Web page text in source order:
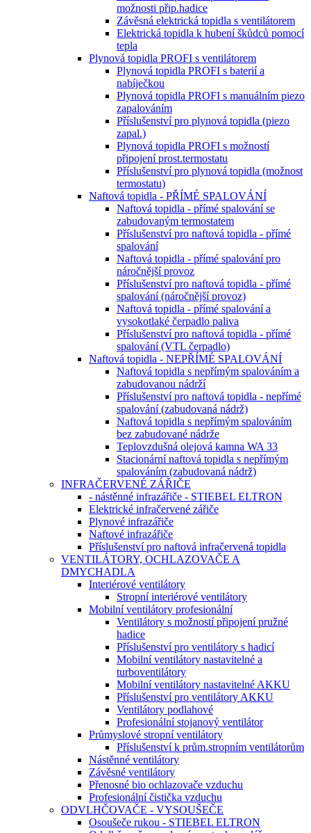
možnosti přip.hadice
Závěsná elektrická topidla s ventilátorem
Elektrická topidla k hubení škůdců pomocí
tepla
Plynová topidla PROFI s ventilátorem
Plynová topidla PROFI s baterií a
nabíječkou
Plynová topidla PROFI s manuálním piezo
zapalováním
Příslušenství pro plynová topidla (piezo
zapal.)
Plynová topidla PROFI s možností
připojení prost.termostatu
Příslušenství pro plynová topidla (možnost
termostatu)
Naftová topidla - PŘÍMÉ SPALOVÁNÍ
Naftová topidla - přímé spalování se
zabudovaným termostatem
Příslušenství pro naftová topidla - přímé
spalování
Naftová topidla - přímé spalování pro
náročnější provoz
Příslušenství pro naftová topidla - přímé
spalování (náročnější provoz)
Naftová topidla - přímé spalování a
vysokotlaké čerpadlo paliva
Příslušenství pro naftová topidla - přímé
spalování (VTL čerpadlo)
Naftová topidla - NEPŘÍMÉ SPALOVÁNÍ
Naftová topidla s nepřímým spalováním a
zabudovanou nádrží
Příslušenství pro naftová topidla - nepřímé
spalování (zabudovaná nádrž)
Naftová topidla s nepřímým spalováním
bez zabudované nádrže
Teplovzdušná olejová kamna WA 33
Stacionární naftová topidla s nepřímým
spalováním (zabudovaná nádrž)
INFRAČERVENÉ ZÁŘIČE
- nástěnné infrazářiče - STIEBEL ELTRON
Elektrické infračervené zářiče
Plynové infrazářiče
Naftové infrazářiče
Příslušenství pro naftová infračervená topidla
VENTILÁTORY, OCHLAZOVAČE A
DMYCHADLA
Interiérové ventilátory
Stropní interiérové ventilátory
Mobilní ventilátory profesionální
Ventilátory s možností připojení pružné
hadice
Příslušenství pro ventilátory s hadicí
Mobilní ventilátory nastavitelné a
turboventilátory
Mobilní ventilátory nastavitelné AKKU
Příslušenství pro ventilátory AKKU
Ventilátory podlahové
Profesionální stojanový ventilátor
Průmyslové stropní ventilátory
Příslušenství k prům.stropním ventilátorům
Nástěnné ventilátory
Závěsné ventilátory
Přenosné bio ochlazovače vzduchu
Profesionální čistička vzduchu
ODVLHČOVAČE - VYSOUŠEČE
Osoušeče rukou - STIEBEL ELTRON